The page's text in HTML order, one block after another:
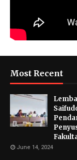
Most Recent
June 14, 2024